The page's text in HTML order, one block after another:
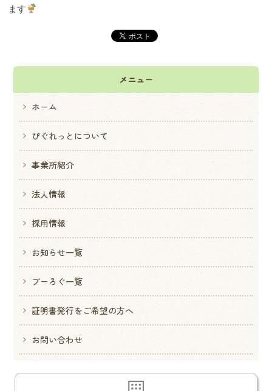
ます
メニュー
ホーム
ぴぐれっとについて
事業所紹介
法人情報
採用情報
お知らせ一覧
ブーろぐ一覧
証明書発行をご希望の方へ
お問い合わせ